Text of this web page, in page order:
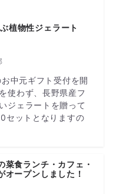
植物性ジェラート
中元ギフト受付を開
使わず、長野県産フ
ジェラートを贈って
セットとなりますの
菜食ランチ・カフェ・
オープンしました！